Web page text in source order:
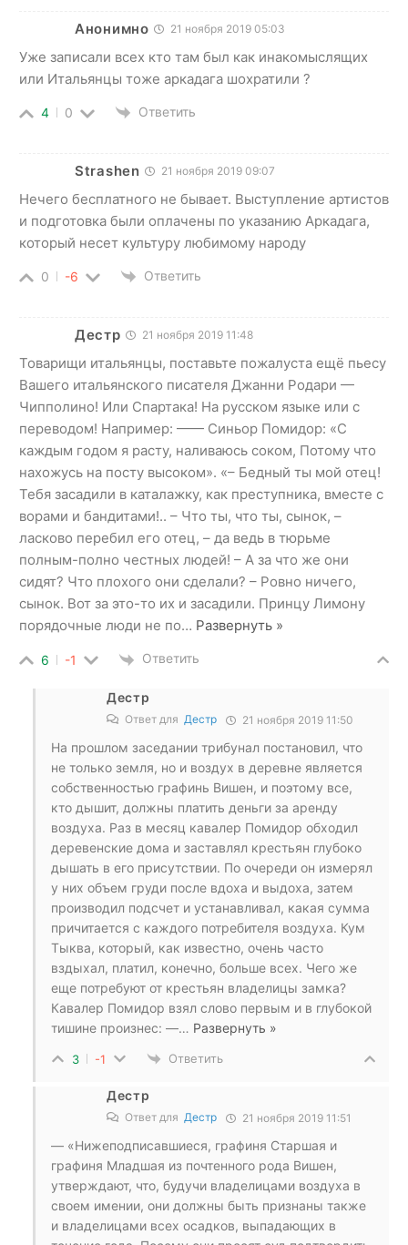
Анонимно 21 ноября 2019 05:03
Уже записали всех кто там был как инакомыслящих
или Итальянцы тоже аркадага шохратили ?
4 0 Ответить
Strashen 21 ноября 2019 09:07
Нечего бесплатного не бывает. Выступление артистов
и подготовка были оплачены по указанию Аркадага,
который несет культуру любимому народу
0 -6 Ответить
Дестр 21 ноября 2019 11:48
Товарищи итальянцы, поставьте пожалуста ещё пьесу
Вашего итальянского писателя Джанни Родари —
Чипполино! Или Спартака! На русском языке или с
переводом! Например: —— Синьор Помидор: «С
каждым годом я расту, наливаюсь соком, Потому что
нахожусь на посту высоком». «– Бедный ты мой отец!
Тебя засадили в каталажку, как преступника, вместе с
ворами и бандитами!.. – Что ты, что ты, сынок, –
ласково перебил его отец, – да ведь в тюрьме
полным-полно честных людей! – А за что же они
сидят? Что плохого они сделали? – Ровно ничего,
сынок. Вот за это-то их и засадили. Принцу Лимону
порядочные люди не по… Развернуть »
6 -1 Ответить
Дестр
Ответ для Дестр 21 ноября 2019 11:50
На прошлом заседании трибунал постановил, что
не только земля, но и воздух в деревне является
собственностью графинь Вишен, и поэтому все,
кто дышит, должны платить деньги за аренду
воздуха. Раз в месяц кавалер Помидор обходил
деревенские дома и заставлял крестьян глубоко
дышать в его присутствии. По очереди он измерял
у них объем груди после вдоха и выдоха, затем
производил подсчет и устанавливал, какая сумма
причитается с каждого потребителя воздуха. Кум
Тыква, который, как известно, очень часто
вздыхал, платил, конечно, больше всех. Чего же
еще потребуют от крестьян владелицы замка?
Кавалер Помидор взял слово первым и в глубокой
тишине произнес: —… Развернуть »
3 -1 Ответить
Дестр
Ответ для Дестр 21 ноября 2019 11:51
— «Нижеподписавшиеся, графиня Старшая и
графиня Младшая из почтенного рода Вишен,
утверждают, что, будучи владелицами воздуха в
своем имении, они должны быть признаны также
и владелицами всех осадков, выпадающих в